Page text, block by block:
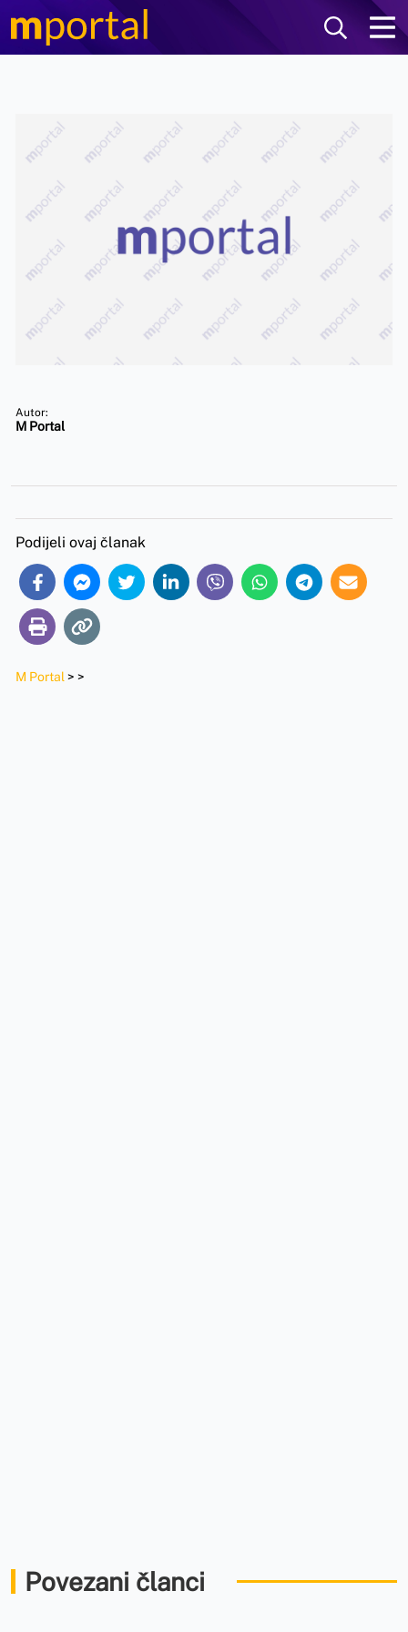
Autor:
M Portal
Podijeli ovaj članak
M Portal > >
Povezani članci